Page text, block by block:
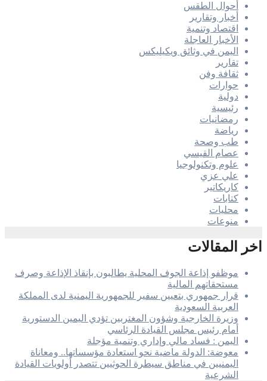
أحوال الطقس
أخبار وتقارير
اقتصاد وتنمية
الأخبار العاجلة
اليمن في وثائق ويكيليكس
تقارير
ثقافة وفن
حوارات
دولية
رئيسية
رمضانيات
رياضة
طب وصحة
عصام القيسي
علوم وتكنولوجيا
علي عزي
كاريكاتير
كتابات
محليات
منوعات
اخر المقالات
موظفو إذاعة الجوف المحلية يطالبون بإنقاذ الإذاعة وصرف
مستحقاتهم المالية
قرار جمهوري بتعيين سفير للجمهورية اليمنية لدى المملكة
العربية السعودية
وزيرة الخارجية وشؤون المغتربين تؤدي اليمين الدستورية
أمام رئيس مجلس القيادة الرئاسي
اليمن : فساد مالي وإداري وتنمية مؤجلة
معوضة: الدولة ماضية نحو استعادة مؤسساتها.. ومعاناة
اليمنيين في مناطق سيطرة الحوثيين تتصدر أولويات القيادة
الشرعية